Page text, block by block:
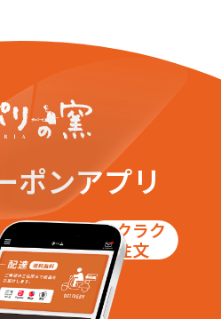
ポンアプリ
ラクラク
注文